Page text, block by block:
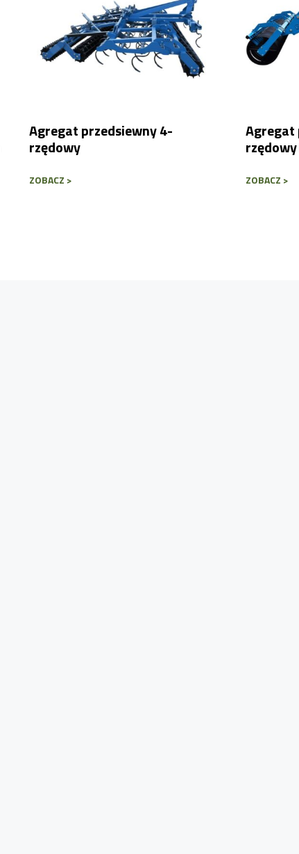
Agregat przedsiewny 4-
rzędowy
ZOBACZ >
Agregat
ZOBACZ >